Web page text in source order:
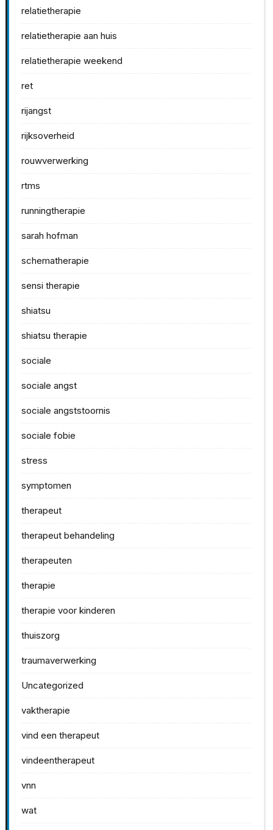
relatietherapie
relatietherapie aan huis
relatietherapie weekend
ret
rijangst
rijksoverheid
rouwverwerking
rtms
runningtherapie
sarah hofman
schematherapie
sensi therapie
shiatsu
shiatsu therapie
sociale
sociale angst
sociale angststoornis
sociale fobie
stress
symptomen
therapeut
therapeut behandeling
therapeuten
therapie
therapie voor kinderen
thuiszorg
traumaverwerking
Uncategorized
vaktherapie
vind een therapeut
vindeentherapeut
vnn
wat